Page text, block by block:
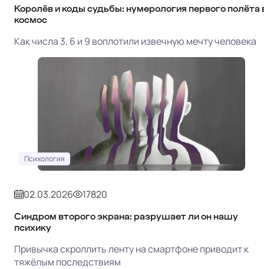
Королёв и коды судьбы: нумерология первого полёта
космос
Как числа 3, 6 и 9 воплотили извечную мечту человека
Психология
02.03.2026 17820
Синдром второго экрана: разрушает ли он нашу
психику
Привычка скроллить ленту на смартфоне приводит к
тяжёлым последствиям